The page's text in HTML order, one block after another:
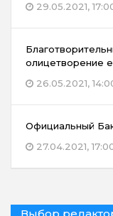
29.05.2021,
олицетворение
26.05.2021,
Официальный
27.04.2021,